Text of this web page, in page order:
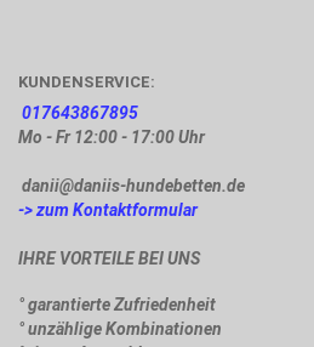
KUNDENSERVICE:
017643867895
Mo - Fr 12:00 - 17:00 Uhr
danii@daniis-hundebetten.de
-> zum Kontaktformular
IHRE VORTEILE BEI UNS
° garantierte Zufriedenheit
° unzählige Kombinationen